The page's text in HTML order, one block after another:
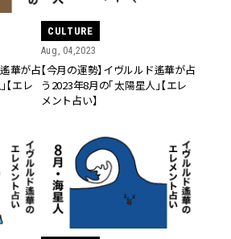
華が占
【エレ
CULTURE
Aug, 04,2023
【今月の運勢】イヴルルド遙華が占
う2023年8月の「太陽星人」【エレ
メント占い】